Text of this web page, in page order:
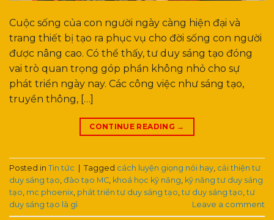
Cuộc sống của con người ngày càng hiện đại và
trang thiết bị tạo ra phục vụ cho đời sống con người
được nâng cao. Có thể thấy, tư duy sáng tạo đóng
vai trò quan trọng góp phần không nhỏ cho sự
phát triển ngày nay. Các công việc như sáng tạo,
truyền thông, […]
CONTINUE READING →
Posted in Tin tức Tagged cách luyện giọng nói hay cải thiện tư
duy sáng tạo đào tạo MC khoá học kỹ năng kỹ năng tư duy sáng
tạo mc phoenix phát triển tư duy sáng tạo ,tư duy sáng tạo ,tư
duy sáng tạo là gì
Leave a comment